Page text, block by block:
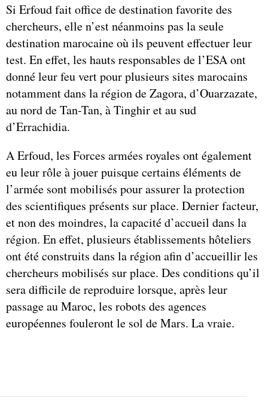
Si Erfoud fait office de destination favorite des
chercheurs, elle n’est néanmoins pas la seule
destination marocaine où ils peuvent effectuer leur
test. En effet, les hauts responsables de l’ESA ont
donné leur feu vert pour plusieurs sites marocains
notamment dans la région de Zagora, d’Ouarzazate,
au nord de Tan-Tan, à Tinghir et au sud
d’Errachidia.
A Erfoud, les Forces armées royales ont également
eu leur rôle à jouer puisque certains éléments de
l’armée sont mobilisés pour assurer la protection
des scientifiques présents sur place. Dernier facteur,
et non des moindres, la capacité d’accueil dans la
région. En effet, plusieurs établissements hôteliers
ont été construits dans la région afin d’accueillir les
chercheurs mobilisés sur place. Des conditions qu’il
sera difficile de reproduire lorsque, après leur
passage au Maroc, les robots des agences
européennes fouleront le sol de Mars. La vraie.